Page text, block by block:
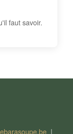
faut savoir.
|